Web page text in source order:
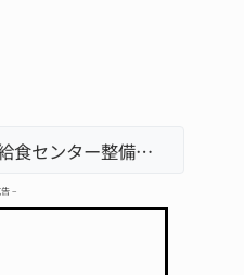
名張市、給食センター整備へ実施計画案 14小学校集約の年次計画も
–